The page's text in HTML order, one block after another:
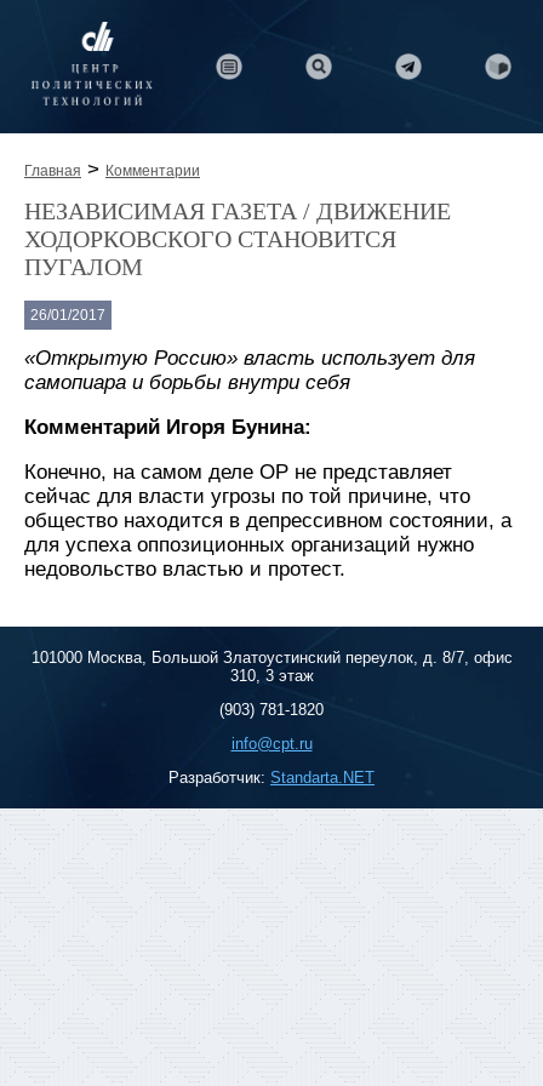
Главная > Комментарии
НЕЗАВИСИМАЯ ГАЗЕТА / ДВИЖЕНИЕ
ХОДОРКОВСКОГО СТАНОВИТСЯ
ПУГАЛОМ
26/01/2017
«Открытую Россию» власть использует для
самопиара и борьбы внутри себя
Комментарий Игоря Бунина:
Конечно, на самом деле ОР не представляет
сейчас для власти угрозы по той причине, что
общество находится в депрессивном состоянии, а
для успеха оппозиционных организаций нужно
недовольство властью и протест.
101000 Москва, Большой Златоустинский переулок, д. 8/7, офис
310, 3 этаж
(903) 781-1820
info@cpt.ru
Разработчик: Standarta.NET